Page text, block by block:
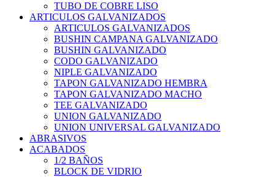
TUBO DE COBRE LISO
ARTICULOS GALVANIZADOS
ARTICULOS GALVANIZADOS
BUSHIN CAMPANA GALVANIZADO
BUSHIN GALVANIZADO
CODO GALVANIZADO
NIPLE GALVANIZADO
TAPON GALVANIZADO HEMBRA
TAPON GALVANIZADO MACHO
TEE GALVANIZADO
UNION GALVANIZADO
UNION UNIVERSAL GALVANIZADO
ABRASIVOS
ACABADOS
1/2 BAÑOS
BLOCK DE VIDRIO